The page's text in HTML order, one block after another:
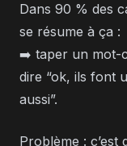
Dans 90 % des
se résume à ça :
➡️ taper un mot-
dire “ok, ils font
aussi”.
Problème : c’est